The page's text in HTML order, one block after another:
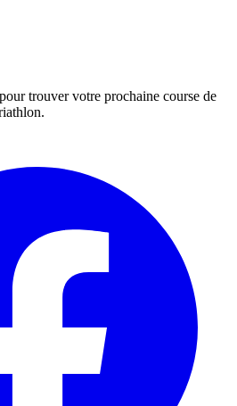
trouver votre prochaine course de